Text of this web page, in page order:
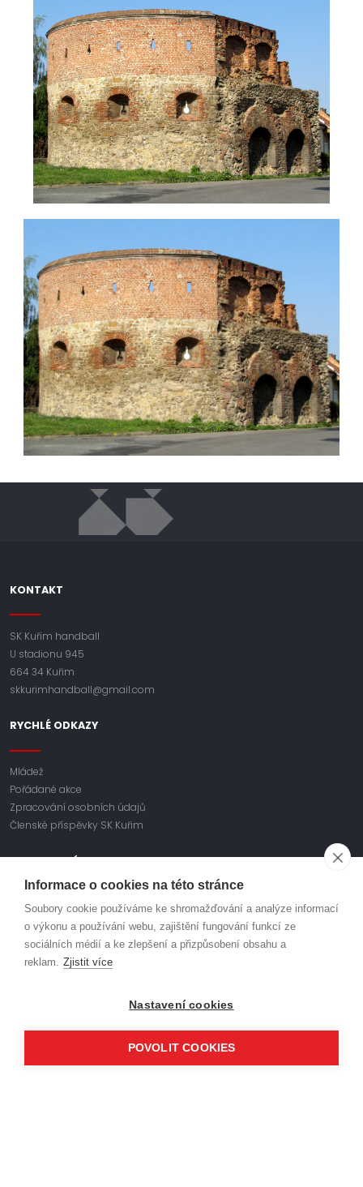
KONTAKT
SK Kuřim handball
U stadionu 945
664 34 Kuřim
skkurimhandball@gmail.com
RYCHLÉ ODKAZY
Mládež
Pořádané akce
Zpracování osobních údajů
Členské příspěvky SK Kuřim
BAVME SE HÁZENOU
Facebook
Instagram
Informace o cookies na této stránce
Soubory cookie používáme ke shromažďování a analýze informací
o výkonu a používání webu, zajištění fungování funkcí ze
sociálních médií a ke zlepšení a přizpůsobení obsahu a
reklam. Zjistit více
Nastavení cookies
POVOLIT COOKIES